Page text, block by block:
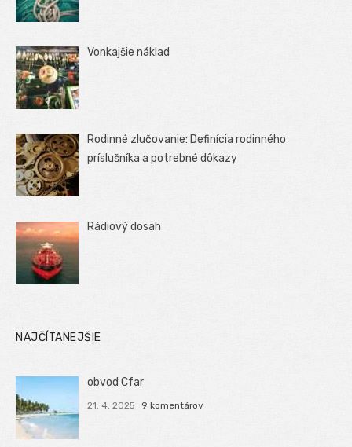
Vonkajšie náklad
Rodinné zlučovanie: Definícia rodinného
príslušníka a potrebné dôkazy
Rádiový dosah
NAJČÍTANEJŠIE
obvod Cfar
21. 4. 2025 9 komentárov